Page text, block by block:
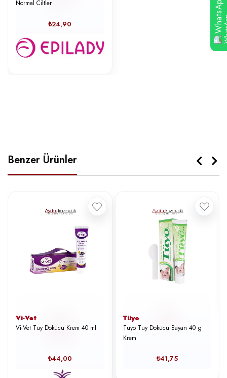
Normal Ciltler
₺24,90
Benzer Ürünler
Vi-Vet
Vi-Vet Tüy Dökücü Krem 40 ml
₺44,00
Tüyo
Tüyo Tüy Dökücü Bayan 40 g
Krem
₺41,75
WhatsApp